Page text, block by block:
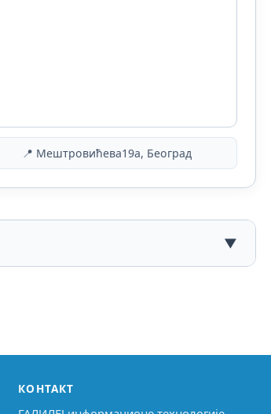
📍 Мештровићева19а, Београд
▼
КОНТАКТ